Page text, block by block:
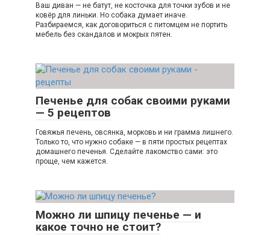
Ваш диван — не батут, не косточка для точки зубов и не
ковёр для линьки. Но собака думает иначе.
Разбираемся, как договориться с питомцем не портить
мебель без скандалов и мокрых пятен.
Печенье для собак своими руками
— 5 рецептов
Говяжья печень, овсянка, морковь и ни грамма лишнего.
Только то, что нужно собаке — в пяти простых рецептах
домашнего печенья. Сделайте лакомство сами: это
проще, чем кажется.
Можно ли шпицу печенье — и
какое точно не стоит?